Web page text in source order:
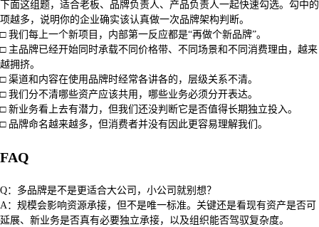
下面这组题，适合老板、品牌负责人、产品负责人一起快速勾选。勾中的
项越多，说明你的企业确实该认真做一次品牌架构判断。
□ 我们每上一个新项目，内部第一反应都是“再做个新品牌”。
□ 主品牌已经开始同时承载不同价格带、不同场景和不同消费理由，越来
越拥挤。
□ 渠道和内容在使用品牌时经常各讲各的，层级关系不清。
□ 我们分不清哪些资产应该共用，哪些业务必须分开表达。
□ 新业务看上去有潜力，但我们还没判断它是否值得长期独立投入。
□ 品牌命名越来越多，但消费者并没有因此更容易理解我们。
FAQ
Q：多品牌是不是更适合大公司，小公司就别想？
A：规模会影响资源承接，但不是唯一标准。关键还是看现有资产是否可
延展、新业务是否真有必要独立承接，以及组织能否驾驭复杂度。